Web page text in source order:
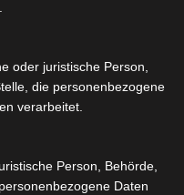
oder juristische Person,
die personenbezogene
verarbeitet.
Person, Behörde,
Daten